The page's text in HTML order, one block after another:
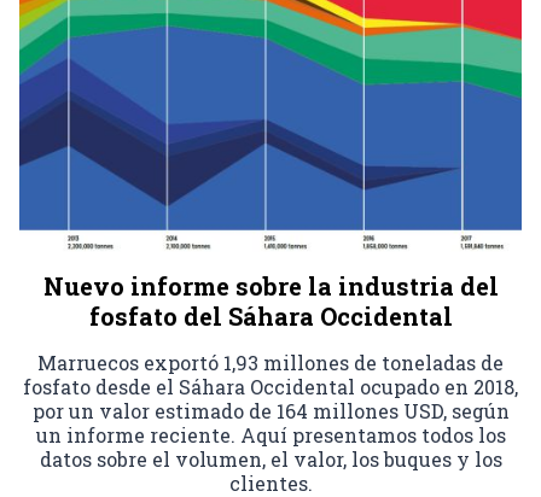
Nuevo informe sobre la industria del
fosfato del Sáhara Occidental
Marruecos exportó 1,93 millones de toneladas de
fosfato desde el Sáhara Occidental ocupado en 2018,
por un valor estimado de 164 millones USD, según
un informe reciente. Aquí presentamos todos los
datos sobre el volumen, el valor, los buques y los
clientes.